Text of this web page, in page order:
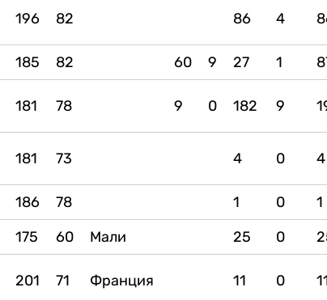
196 82 86 4
185 82 60 9 27 1
181 78 9 0 182 9
181 73 4 0 4
186 78 1 0 1
175 60 Мали 25 0
201 71 Франция 11 0